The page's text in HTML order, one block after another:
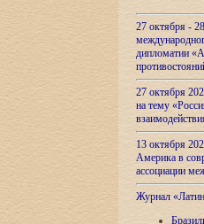
27 октября -
дипломатии
27 октября
на тему
13 октября
Америка в
ассоциации
Журнал